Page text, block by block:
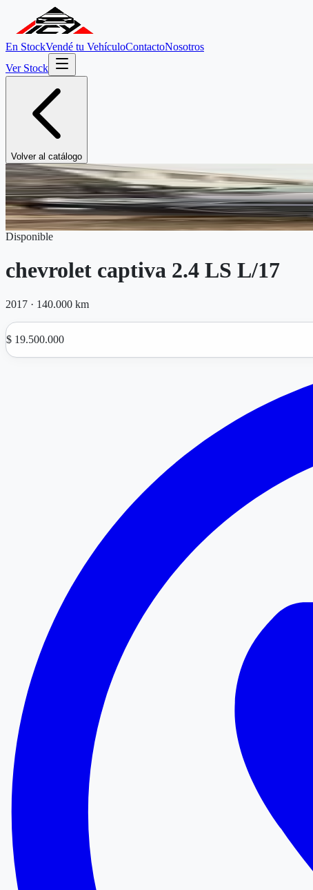
En StockVendé tu VehículoContactoNosotros
Ver Stock
Volver al catálogo
Disponible
chevrolet captiva 2.4 LS L/17
2017 · 140.000 km
$ 19.500.000